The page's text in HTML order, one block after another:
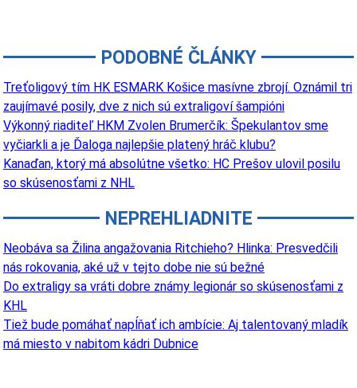
PODOBNÉ ČLÁNKY
Treťoligový tím HK ESMARK Košice masívne zbrojí. Oznámil tri
zaujímavé posily, dve z nich sú extraligoví šampióni
Výkonný riaditeľ HKM Zvolen Brumerčík: Špekulantov sme
vyčiarkli a je Ďaloga najlepšie platený hráč klubu?
Kanaďan, ktorý má absolútne všetko: HC Prešov ulovil posilu
so skúsenosťami z NHL
NEPREHLIADNITE
Neobáva sa Žilina angažovania Ritchieho? Hlinka: Presvedčili
nás rokovania, aké už v tejto dobe nie sú bežné
Do extraligy sa vráti dobre známy legionár so skúsenosťami z
KHL
Tiež bude pomáhať napĺňať ich ambície: Aj talentovaný mladík
má miesto v nabitom kádri Dubnice